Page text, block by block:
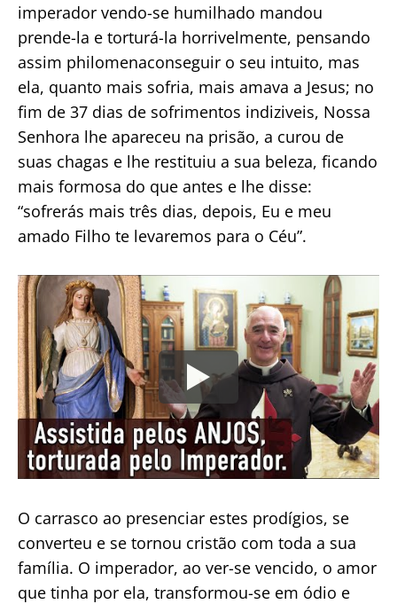
imperador vendo-se humilhado mandou
prende-la e torturá-la horrivelmente, pensando
assim philomenaconseguir o seu intuito, mas
ela, quanto mais sofria, mais amava a Jesus; no
fim de 37 dias de sofrimentos indiziveis, Nossa
Senhora lhe apareceu na prisão, a curou de
suas chagas e lhe restituiu a sua beleza, ficando
mais formosa do que antes e lhe disse:
“sofrerás mais três dias, depois, Eu e meu
amado Filho te levaremos para o Céu”.
O carrasco ao presenciar estes prodígios, se
converteu e se tornou cristão com toda a sua
família. O imperador, ao ver-se vencido, o amor
que tinha por ela, transformou-se em ódio e